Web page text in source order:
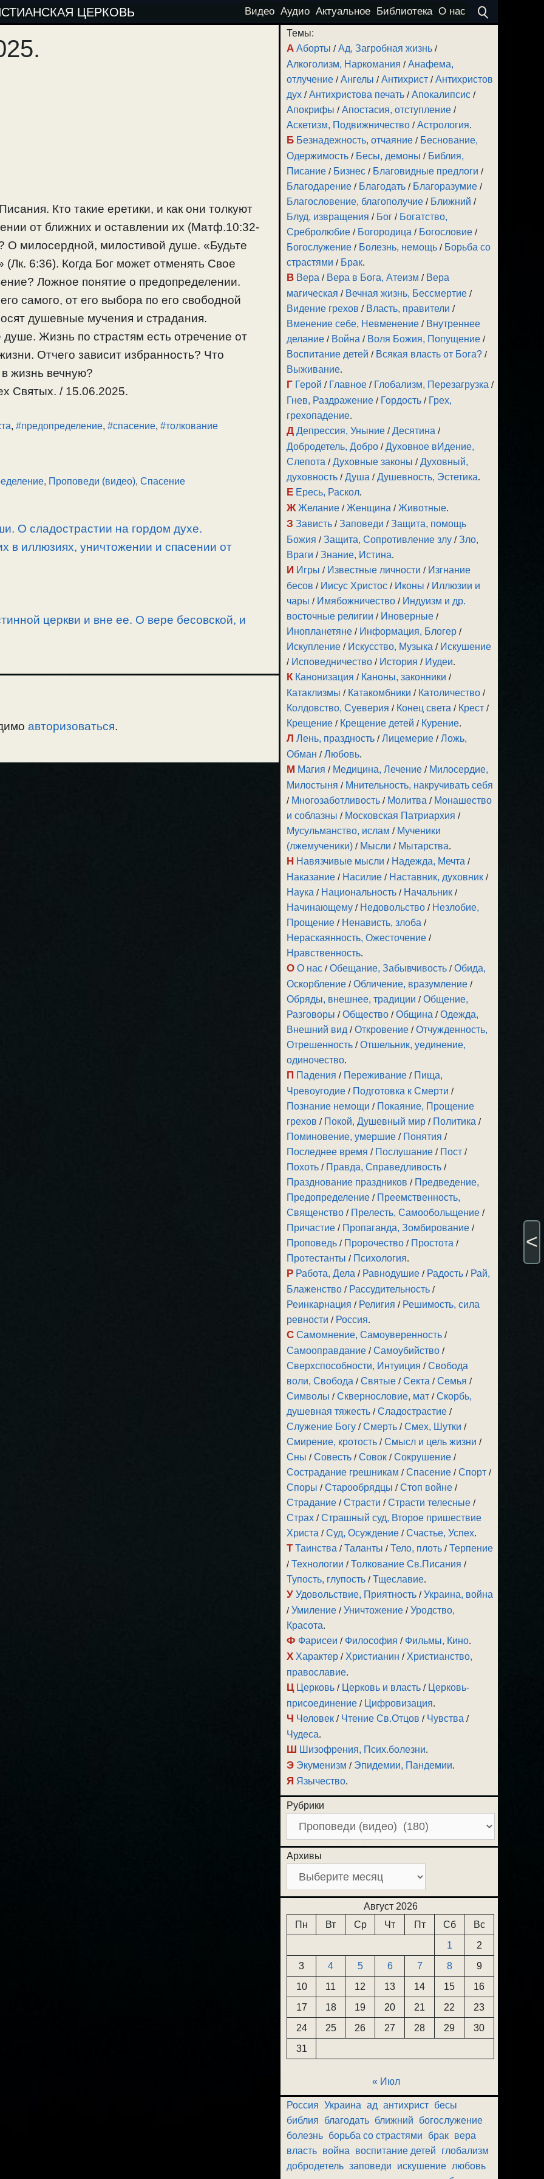
ЦЕРКОВЬ Видео Аудио Актуальное Библиотека О нас
Кто такие еретики, и как они толкуют
от ближних и оставлении их (Матф.10:32-
О милосердной, милостивой душе. «Будьте
6:36). Когда Бог может отменять Свое
Ложное понятие о предопределении.
самого, от его выбора по его свободной
душевные мучения и страдания.
Жизнь по страстям есть отречение от
Отчего зависит избранность? Что
в жизнь вечную?
Святых. / 15.06.2025.
, #предопределение, #спасение, #толкование
, Проповеди (видео), Спасение
О сладострастии на гордом духе.
в иллюзиях, уничтожении и спасении от
церкви и вне ее. О вере бесовской, и
авторизоваться.
Темы:
А Аборты /Ад, Загробная жизнь /
Алкоголизм, Наркомания /Анафема,
отлучение /Ангелы /Антихрист /Антихристов
дух /Антихристова печать /Апокалипсис /
Апокрифы /Апостасия, отступление /
Аскетизм, Подвижничество /Астрология.
Б Безнадежность, отчаяние / Беснование,
Одержимость / Бесы, демоны / Библия,
Писание / Бизнес / Благовидные предлоги /
Благодарение / Благодать / Благоразумие /
Благословение, благополучие / Ближний /
Блуд, извращения / Бог / Богатство,
Сребролюбие / Богородица / Богословие /
Богослужение / Болезнь, немощь / Борьба со
страстями / Брак.
В Вера / Вера в Бога, Атеизм / Вера
магическая / Вечная жизнь, Бессмертие /
Видение грехов / Власть, правители /
Вменение себе, Невменение / Внутреннее
делание / Война / Воля Божия, Попущение /
Воспитание детей / Всякая власть от Бога? /
Выживание.
Г Герой / Главное / Глобализм, Перезагрузка /
Гнев, Раздражение / Гордость / Грех,
грехопадение.
Д Депрессия, Уныние /Десятина /
Добродетель, Добро /Духовное вИдение,
Слепота /Духовные законы /Духовный,
духовность /Душа /Душевность, Эстетика.
Е Ересь, Раскол.
Ж Желание /Женщина /Животные.
З Зависть /Заповеди /Защита, помощь
Божия /Защита, Сопротивление злу /Зло,
Враги /Знание, Истина.
И Игры / Известные личности / Изгнание
бесов / Иисус Христос / Иконы / Иллюзии и
чары / Имябожничество / Индуизм и др.
восточные религии / Иноверные /
Инопланетяне / Информация, Блогер /
Искупление / Искусство, Музыка / Искушение
/ Исповедничество / История / Иудеи.
К Канонизация / Каноны, законники /
Катаклизмы / Катакомбники / Католичество /
Колдовство, Суеверия / Конец света / Крест /
Крещение / Крещение детей / Курение.
Л Лень, праздность /Лицемерие /Ложь,
Обман /Любовь.
М Магия / Медицина, Лечение / Милосердие,
Милостыня / Мнительность, накручивать себя
/ Многозаботливость / Молитва / Монашество
и соблазны / Московская Патриархия /
Мусульманство, ислам / Мученики
(лжемученики) / Мысли / Мытарства.
Н Навязчивые мысли / Надежда, Мечта /
Наказание / Насилие / Наставник, духовник /
Наука / Национальность / Начальник /
Начинающему / Недовольство / Незлобие,
Прощение / Ненависть, злоба /
Нераскаянность, Ожесточение /
Нравственность.
О О нас /Обещание, Забывчивость /Обида,
Оскорбление /Обличение, вразумление /
Обряды, внешнее, традиции /Общение,
Разговоры /Общество /Община /Одежда,
Внешний вид /Откровение /Отчужденность,
Отрешенность /Отшельник, уединение,
одиночество.
П Падения / Переживание / Пища,
Чревоугодие / Подготовка к Смерти /
Познание немощи / Покаяние, Прощение
грехов / Покой, Душевный мир / Политика /
Поминовение, умершие / Понятия /
Последнее время / Послушание / Пост /
Похоть / Правда, Справедливость /
Празднование праздников / Предведение,
Предопределение / Преемственность,
Священство / Прелесть, Самообольщение /
Причастие / Пропаганда, Зомбирование /
Проповедь / Пророчество / Простота /
Протестанты / Психология.
Р Работа, Дела / Равнодушие / Радость / Рай,
Блаженство / Рассудительность /
Реинкарнация / Религия / Решимость, сила
ревности / Россия.
С Самомнение, Самоуверенность /
Самооправдание /Самоубийство /
Сверхспособности, Интуиция /Свобода
воли, Свобода /Святые /Секта /Семья /
Символы /Сквернословие, мат /Скорбь,
душевная тяжесть /Сладострастие /
Служение Богу /Смерть /Смех, Шутки /
Смирение, кротость /Смысл и цель жизни /
Сны /Совесть /Совок /Сокрушение /
Сострадание грешникам /Спасение /Спорт /
Споры /Старообрядцы /Стоп войне /
Страдание /Страсти /Страсти телесные /
Страх /Страшный суд, Второе пришествие
Христа /Суд, Осуждение /Счастье, Успех.
Т Таинства /Таланты /Тело, плоть /Терпение
/Технологии /Толкование Св.Писания /
Тупость, глупость /Тщеславие.
У Удовольствие, Приятность /Украина, война
/Умиление /Уничтожение /Уродство,
Красота.
Ф Фарисеи / Философия / Фильмы, Кино.
Х Характер / Христианин / Христианство,
православие.
Ц Церковь / Церковь и власть / Церковь-
присоединение / Цифровизация.
Ч Человек / Чтение Св.Отцов / Чувства /
Чудеса.
Ш Шизофрения, Псих.болезни.
Э Экуменизм / Эпидемии, Пандемии.
Я Язычество.
Рубрики
Архивы
Август 2026
Пн
Вт Ср Чт Пт Сб
Вс
1
2
3
4 5 6 7 8
9
10
11 12 13 14 15
16
17
18 19 20 21 22
23
24
25 26 27 28 29
30
31
« Июл
Россия Украина ад антихрист бесы
библия
благодать ближний
богослужение
болезнь борьба со страстями брак вера
власть война воспитание детей
глобализм
добродетель заповеди искушение любовь
<